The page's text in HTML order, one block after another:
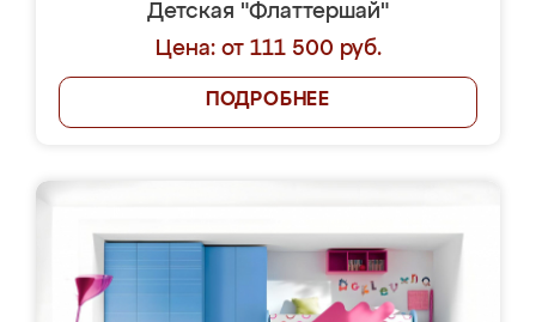
Детская "Флаттершай"
Цена: от 111 500 руб.
ПОДРОБНЕЕ